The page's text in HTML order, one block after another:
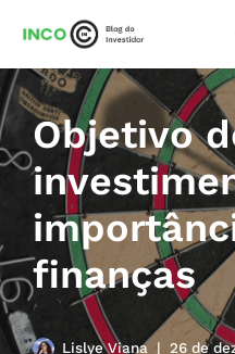
para
o
conteúdo
Objetivo
finanças
Lislye Viana 26 de